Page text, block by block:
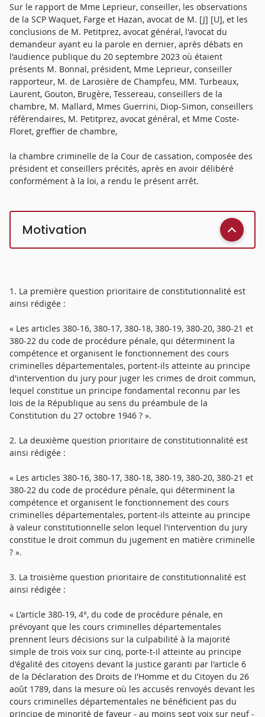
Sur le rapport de Mme Leprieur, conseiller, les observations
de la SCP Waquet, Farge et Hazan, avocat de M. [J] [U], et les
conclusions de M. Petitprez, avocat général, l'avocat du
demandeur ayant eu la parole en dernier, après débats en
l'audience publique du 20 septembre 2023 où étaient
présents M. Bonnal, président, Mme Leprieur, conseiller
rapporteur, M. de Larosière de Champfeu, MM. Turbeaux,
Laurent, Gouton, Brugère, Tessereau, conseillers de la
chambre, M. Mallard, Mmes Guerrini, Diop-Simon, conseillers
référendaires, M. Petitprez, avocat général, et Mme Coste-
Floret, greffier de chambre,
la chambre criminelle de la Cour de cassation, composée des
président et conseillers précités, après en avoir délibéré
conformément à la loi, a rendu le présent arrêt.
Motivation
1. La première question prioritaire de constitutionnalité est
ainsi rédigée :
« Les articles 380-16, 380-17, 380-18, 380-19, 380-20, 380-21 et
380-22 du code de procédure pénale, qui déterminent la
compétence et organisent le fonctionnement des cours
criminelles départementales, portent-ils atteinte au principe
d'intervention du jury pour juger les crimes de droit commun,
lequel constitue un principe fondamental reconnu par les
lois de la République au sens du préambule de la
Constitution du 27 octobre 1946 ? ».
2. La deuxième question prioritaire de constitutionnalité est
ainsi rédigée :
« Les articles 380-16, 380-17, 380-18, 380-19, 380-20, 380-21 et
380-22 du code de procédure pénale, qui déterminent la
compétence et organisent le fonctionnement des cours
criminelles départementales, portent-ils atteinte au principe
à valeur constitutionnelle selon lequel l'intervention du jury
constitue le droit commun du jugement en matière criminelle
? ».
3. La troisième question prioritaire de constitutionnalité est
ainsi rédigée :
« L'article 380-19, 4°, du code de procédure pénale, en
prévoyant que les cours criminelles départementales
prennent leurs décisions sur la culpabilité à la majorité
simple de trois voix sur cinq, porte-t-il atteinte au principe
d'égalité des citoyens devant la justice garanti par l'article 6
de la Déclaration des Droits de I'Homme et du Citoyen du 26
août 1789, dans Ia mesure où les accusés renvoyés devant les
cours criminelles départementales ne bénéficient pas du
principe de minorité de faveur - au moins sept voix sur neuf -